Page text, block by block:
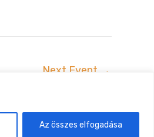
Az összes elfogadása
Next Event →